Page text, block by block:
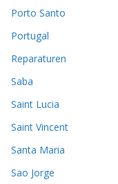
Porto Santo
Portugal
Reparaturen
Saba
Saint Lucia
Saint Vincent
Santa Maria
Sao Jorge